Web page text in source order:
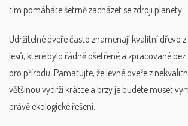
tím pomáháte šetrně zacházet se zdroji planety.
Udržitelné dveře často znamenají kvalitní dřevo
lesů, které bylo řádně ošetřené a zpracované
pro přírodu. Pamatujte, že levné dveře z
většinou vydrží krátce a brzy je budete muset
právě ekologické řešení.